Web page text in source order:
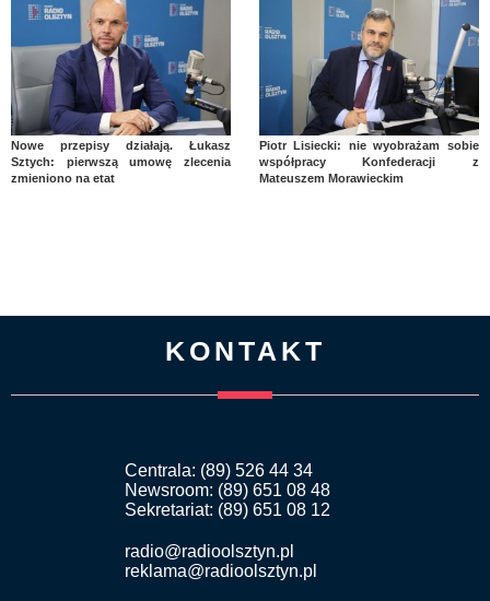
Nowe przepisy działają. Łukasz
Sztych: pierwszą umowę zlecenia
zmieniono na etat
Piotr Lisiecki: nie wyobrażam sobie
współpracy Konfederacji z
Mateuszem Morawieckim
KONTAKT
Centrala: (89) 526 44 34
Newsroom: (89) 651 08 48
Sekretariat: (89) 651 08 12
radio@radioolsztyn.pl
reklama@radioolsztyn.pl